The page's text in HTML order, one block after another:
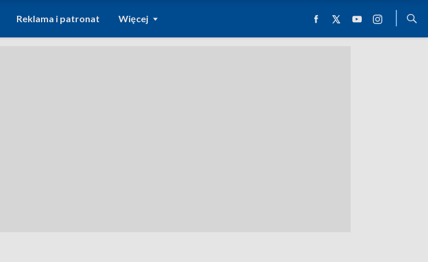
Reklama i patronat Więcej